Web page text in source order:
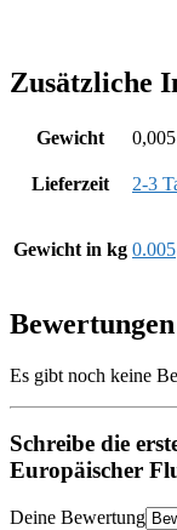
Zusätzliche
Gewicht
Lieferzeit 2-3
Gewicht in kg 0.005
Bewertungen
Es gibt noch keine
Schreibe die
Europäischer
Deine Bewertung